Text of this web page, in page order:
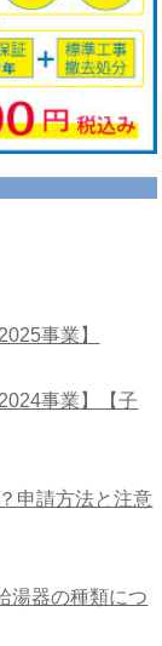
事業】
事業】【子
申請方法と注意
湯器の種類につ